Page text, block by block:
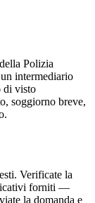
Polizia
intermediario
di visto
soggiorno breve,
Verificate la
forniti —
la domanda e